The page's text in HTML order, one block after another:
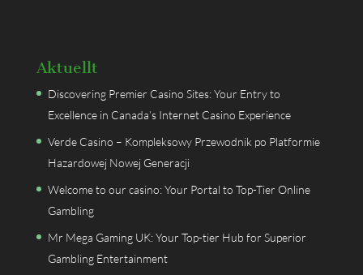
Aktuellt
Discovering Premier Casino Sites: Your Entry to
Excellence in Canada’s Internet Casino Experience
Verde Casino – Kompleksowy Przewodnik po Platformie
Hazardowej Nowej Generacji
Welcome to our casino: Your Portal to Top-Tier Online
Gambling
Mr Mega Gaming UK: Your Top-tier Hub for Superior
Gambling Entertainment